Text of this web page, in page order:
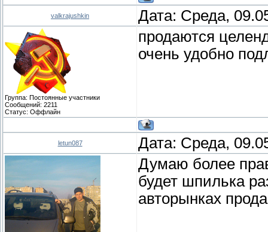
valkrajushkin Дата: Среда,
Группа: Постоянные участники
Сообщений: 2211
Статус: Оффлайн
продаются
очень удобно
letun087 Дата: Среда,
Думаю более
будет шпилька
авторынках